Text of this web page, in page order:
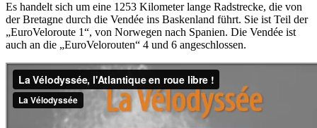
Es handelt sich um eine 1253 Kilometer lange Radstrecke, die von
der Bretagne durch die Vendée ins Baskenland führt. Sie ist Teil der
„EuroVeloroute 1“, von Norwegen nach Spanien. Die Vendée ist
auch an die „EuroVelorouten“ 4 und 6 angeschlossen.